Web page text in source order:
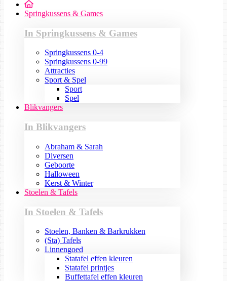
Springkussens & Games
In Springkussens & Games
Springkussens 0-4
Springkussens 0-99
Attracties
Sport & Spel
Sport
Spel
Blikvangers
In Blikvangers
Abraham & Sarah
Diversen
Geboorte
Halloween
Kerst & Winter
Stoelen & Tafels
In Stoelen & Tafels
Stoelen, Banken & Barkrukken
(Sta) Tafels
Linnengoed
Statafel effen kleuren
Statafel printjes
Buffettafel effen kleuren